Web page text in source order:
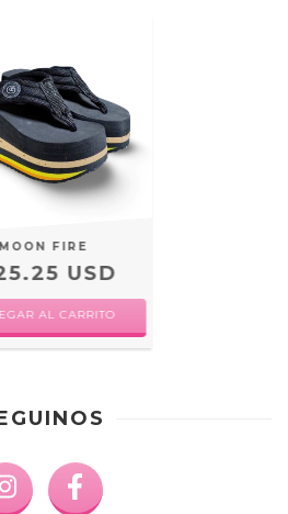
MOON FIRE
USD
AL CARRITO